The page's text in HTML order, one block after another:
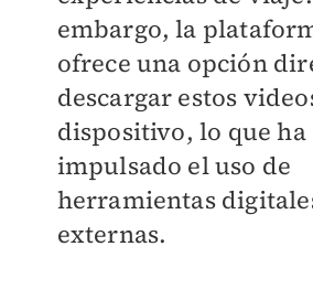
embargo, la
ofrece una opción
descargar estos
dispositivo, lo que ha
impulsado el uso de
herramientas
externas.